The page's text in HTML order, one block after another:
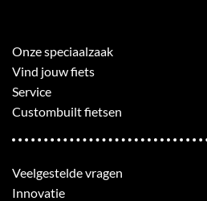
Onze speciaalzaak
Vind jouw fiets
Service
Custombuilt fietsen
Veelgestelde vragen
Innovatie